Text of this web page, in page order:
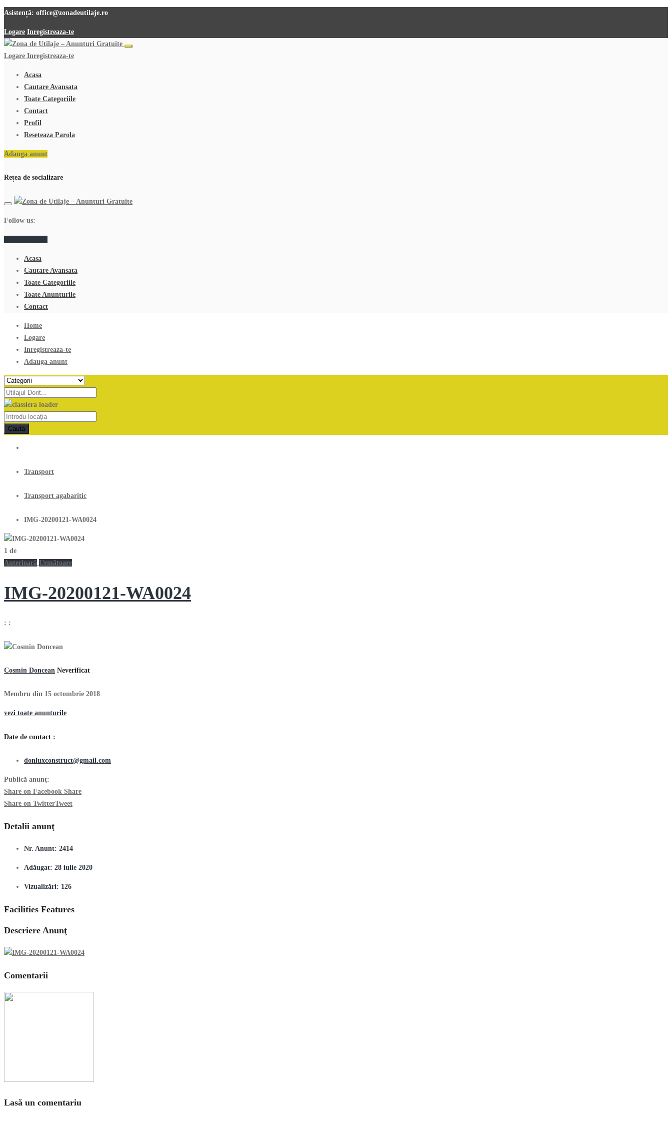
Asistență: office@zonadeutilaje.ro
Logare Inregistreaza-te
Logare Inregistreaza-te
Acasa
Cautare Avansata
Toate Categoriile
Contact
Profil
Reseteaza Parola
Adauga anunt
Rețea de socializare
Follow us:
Acasa
Cautare Avansata
Toate Categoriile
Toate Anunturile
Contact
Home
Logare
Inregistreaza-te
Adauga anunt
Cauta
Transport
Transport agabaritic
IMG-20200121-WA0024
1 de
Anterioară Următoare
IMG-20200121-WA0024
: :
Cosmin Doncean Neverificat
Membru din 15 octombrie 2018
vezi toate anunturile
Date de contact :
donluxconstruct@gmail.com
Publică anunţ:
Share on Facebook Share
Share on TwitterTweet
Detalii anunţ
Nr. Anunt: 2414
Adăugat: 28 iulie 2020
Vizualizări: 126
Facilities Features
Descriere Anunţ
Comentarii
Lasă un comentariu